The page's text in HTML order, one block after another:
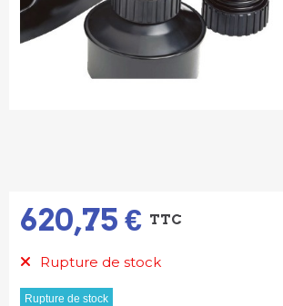
620,75 € TTC
Rupture de stock
Rupture de stock